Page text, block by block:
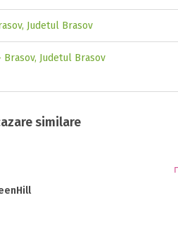
Judetul Brasov
Judetul Brasov
similare